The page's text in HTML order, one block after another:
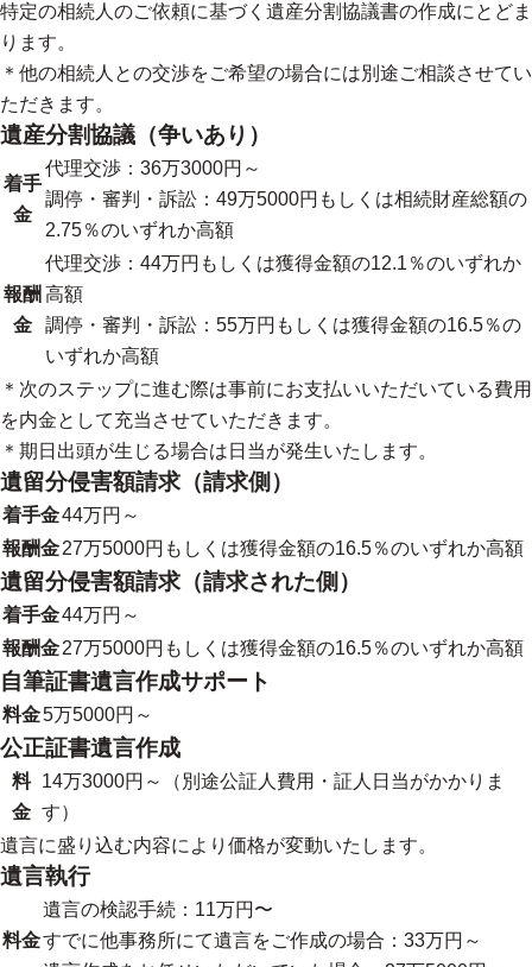
特定の相続人のご依頼に基づく遺産分割協議書の作成にとどま
ります。
＊他の相続人との交渉をご希望の場合には別途ご相談させてい
ただきます。
遺産分割協議（争いあり）
着手
金
代理交渉：36万3000円～
調停・審判・訴訟：49万5000円もしくは相続財産総額の
2.75％のいずれか高額
報酬
金
代理交渉：44万円もしくは獲得金額の12.1％のいずれか
高額
調停・審判・訴訟：55万円もしくは獲得金額の16.5％の
いずれか高額
＊次のステップに進む際は事前にお支払いいただいている費用
を内金として充当させていただきます。
＊期日出頭が生じる場合は日当が発生いたします。
遺留分侵害額請求（請求側）
着手金44万円～
報酬金27万5000円もしくは獲得金額の16.5％のいずれか高額
遺留分侵害額請求（請求された側）
着手金44万円～
報酬金27万5000円もしくは獲得金額の16.5％のいずれか高額
自筆証書遺言作成サポート
料金5万5000円～​
公正証書遺言作成
料
金
14万3000円～（別途公証人費用・証人日当がかかりま
す）
遺言に盛り込む内容により価格が変動いたします。
遺言執行
料金
遺言の検認手続：11万円〜
すでに他事務所にて遺言をご作成の場合：33万円～